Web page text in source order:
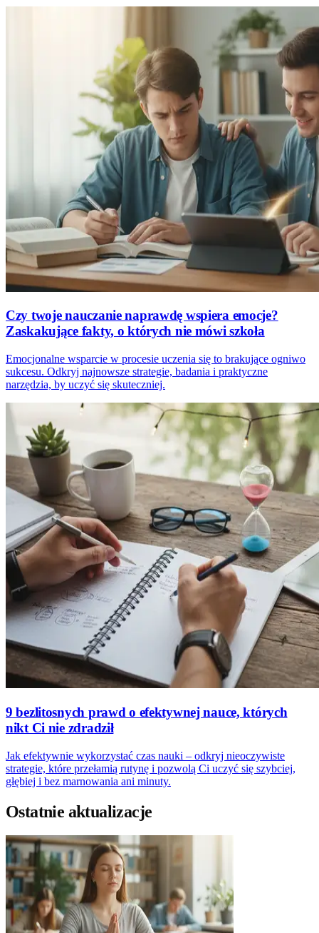
Czy twoje nauczanie naprawdę wspiera emocje?
Zaskakujące fakty, o których nie mówi szkoła
Emocjonalne wsparcie w procesie uczenia się to brakujące ogniwo
sukcesu. Odkryj najnowsze strategie, badania i praktyczne
narzędzia, by uczyć się skuteczniej.
9 bezlitosnych prawd o efektywnej nauce, których
nikt Ci nie zdradził
Jak efektywnie wykorzystać czas nauki – odkryj nieoczywiste
strategie, które przełamią rutynę i pozwolą Ci uczyć się szybciej,
głębiej i bez marnowania ani minuty.
Ostatnie aktualizacje